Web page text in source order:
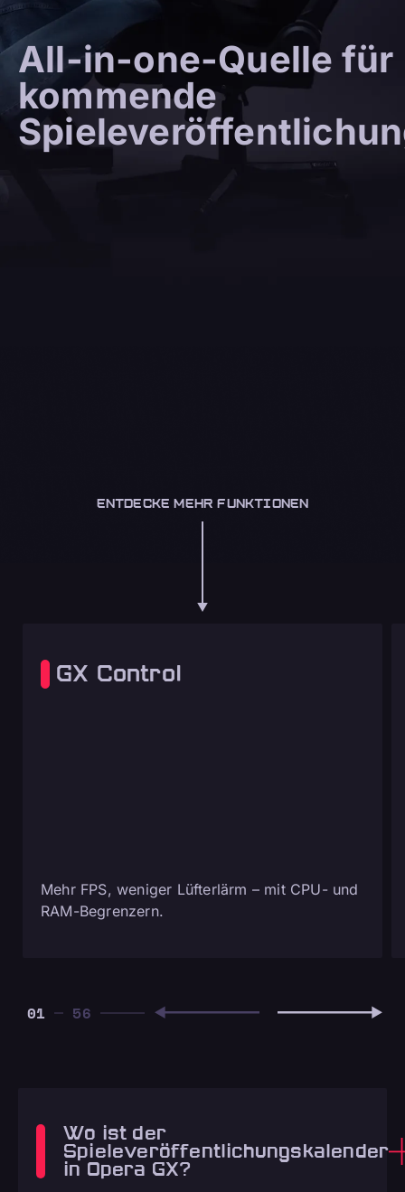
All-in-one-Quelle für
kommende
ENTDECKE MEHR FUNKTIONEN
GX Control
Mehr FPS, weniger Lüfterlärm – mit CPU- und
RAM-Begrenzern.
01
Wo ist der
Spieleveröffentlichungskalender
in Opera GX?